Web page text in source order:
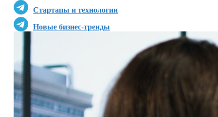
Стартапы и технологии
Новые бизнес-тренды